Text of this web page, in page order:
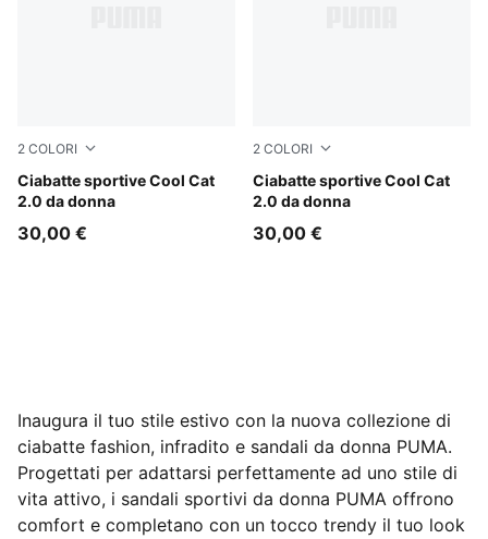
2 COLORI
Ciabatte sportive Cool Cat
2.0 da donna
Mouse Gray-PUMA Silver
30,00 €
2 COLORI
Ciabatte sportive Cool Cat
2.0 da donna
Garnet Glow-PUMA Silver
30,00 €
Inaugura il tuo stile estivo con la nuova collezione di
ciabatte fashion, infradito e sandali da donna PUMA.
Progettati per adattarsi perfettamente ad uno stile di
vita attivo, i sandali sportivi da donna PUMA offrono
comfort e completano con un tocco trendy il tuo look